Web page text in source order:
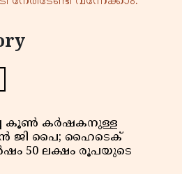
കൂൺ കർഷകനുള്ള
ജി പൈ; ഹൈടെക്
50 ലക്ഷം രൂപയുടെ